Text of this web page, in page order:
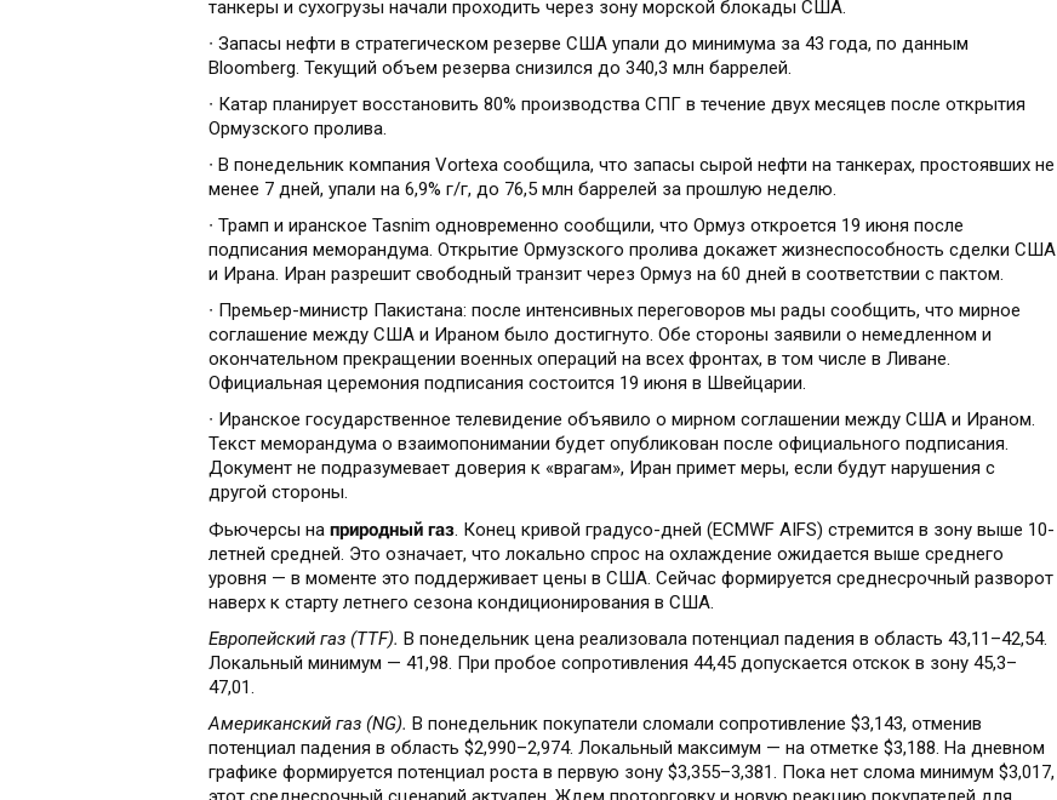
танкеры и сухогрузы начали проходить через зону морской блокады США.
∙ Запасы нефти в стратегическом резерве США упали до минимума за 43 года, по данным
Bloomberg. Текущий объем резерва снизился до 340,3 млн баррелей.
∙ Катар планирует восстановить 80% производства СПГ в течение двух месяцев после открытия
Ормузского пролива.
∙ В понедельник компания Vortexa сообщила, что запасы сырой нефти на танкерах, простоявших не
менее 7 дней, упали на 6,9% г/г, до 76,5 млн баррелей за прошлую неделю.
∙ Трамп и иранское Tasnim одновременно сообщили, что Ормуз откроется 19 июня после
подписания меморандума. Открытие Ормузского пролива докажет жизнеспособность сделки США
и Ирана. Иран разрешит свободный транзит через Ормуз на 60 дней в соответствии с пактом.
∙ Премьер-министр Пакистана: после интенсивных переговоров мы рады сообщить, что мирное
соглашение между США и Ираном было достигнуто. Обе стороны заявили о немедленном и
окончательном прекращении военных операций на всех фронтах, в том числе в Ливане.
Официальная церемония подписания состоится 19 июня в Швейцарии.
∙ Иранское государственное телевидение объявило о мирном соглашении между США и Ираном.
Текст меморандума о взаимопонимании будет опубликован после официального подписания.
Документ не подразумевает доверия к «врагам», Иран примет меры, если будут нарушения с
другой стороны.
Фьючерсы на природный газ. Конец кривой градусо-дней (ECMWF AIFS) стремится в зону выше 10-
летней средней. Это означает, что локально спрос на охлаждение ожидается выше среднего
уровня — в моменте это поддерживает цены в США. Сейчас формируется среднесрочный разворот
наверх к старту летнего сезона кондиционирования в США.
Европейский газ (TTF). В понедельник цена реализовала потенциал падения в область 43,11–42,54.
Локальный минимум — 41,98. При пробое сопротивления 44,45 допускается отскок в зону 45,3–
47,01.
Американский газ (NG). В понедельник покупатели сломали сопротивление $3,143, отменив
потенциал падения в область $2,990–2,974. Локальный максимум — на отметке $3,188. На дневном
графике формируется потенциал роста в первую зону $3,355–3,381. Пока нет слома минимум $3,017,